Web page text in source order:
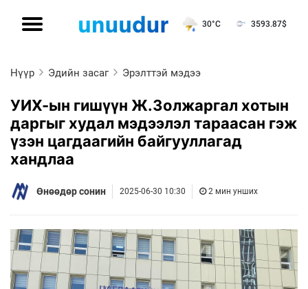
30°C 3593.87$
Нүүр Эдийн засаг Эрэлттэй мэдээ
УИХ-ын гишүүн Ж.Золжаргал хотын
даргыг худал мэдээлэл тараасан гэж
үзэн цагдаагийн байгууллагад
хандлаа
Өнөөдөр сонин 2025-06-30 10:30 2 мин унших